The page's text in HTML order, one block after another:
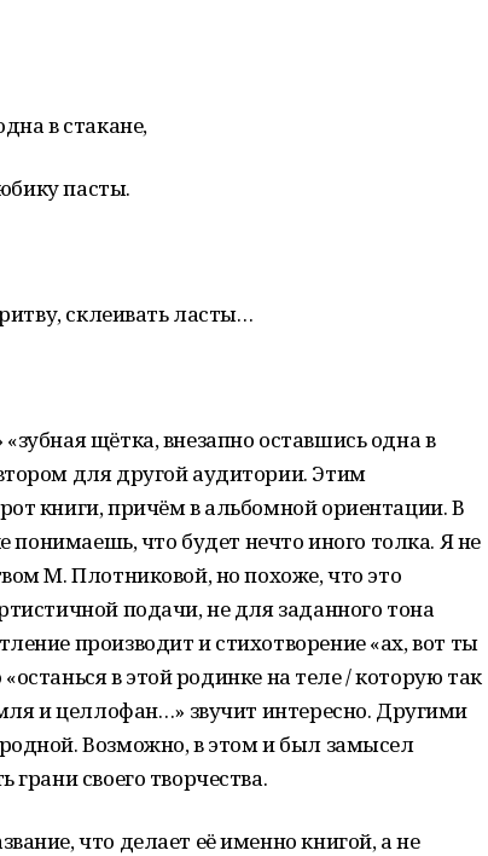
в стакане,
пасты.
склеивать ласты…
щётка, внезапно оставшись одна в
для другой аудитории. Этим
книги, причём в альбомной ориентации. В
понимаешь, что будет нечто иного толка. Я не
М. Плотниковой, но похоже, что это
подачи, не для заданного тона
производит и стихотворение «ах, вот ты
в этой родинке на теле / которую так
и целлофан…» звучит интересно. Другими
Возможно, в этом и был замысел
грани своего творчества.
что делает её именно книгой, а не